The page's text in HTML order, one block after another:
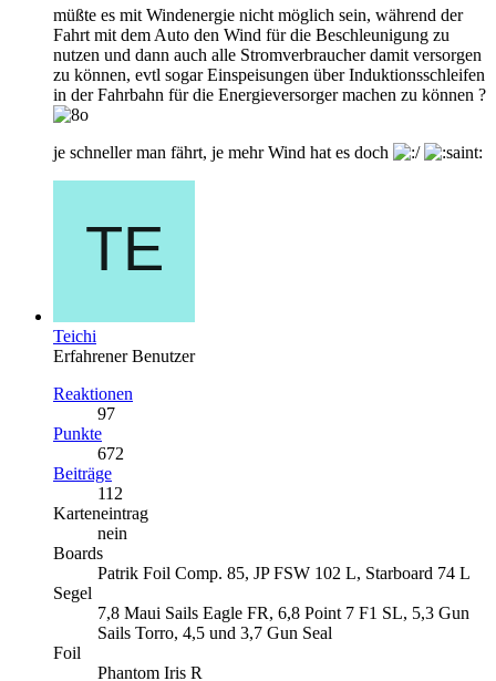
müßte es mit Windenergie nicht möglich sein, während der
Fahrt mit dem Auto den Wind für die Beschleunigung zu
nutzen und dann auch alle Stromverbraucher damit versorgen
zu können, evtl sogar Einspeisungen über Induktionsschleifen
in der Fahrbahn für die Energieversorger machen zu können ?
je schneller man fährt, je mehr Wind hat es doch
Teichi
Erfahrener Benutzer
Reaktionen
97
Punkte
672
Beiträge
112
Karteneintrag
nein
Boards
Patrik Foil Comp. 85, JP FSW 102 L, Starboard 74 L
Segel
7,8 Maui Sails Eagle FR, 6,8 Point 7 F1 SL, 5,3 Gun
Sails Torro, 4,5 und 3,7 Gun Seal
Foil
Phantom Iris R